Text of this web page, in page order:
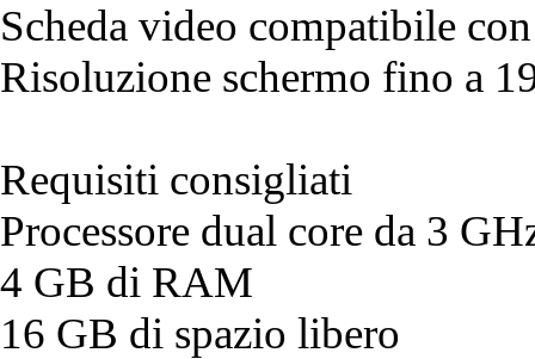
Scheda video compatibile
Risoluzione schermo fino a
Requisiti consigliati
Processore dual core da 3
4 GB di RAM
16 GB di spazio libero